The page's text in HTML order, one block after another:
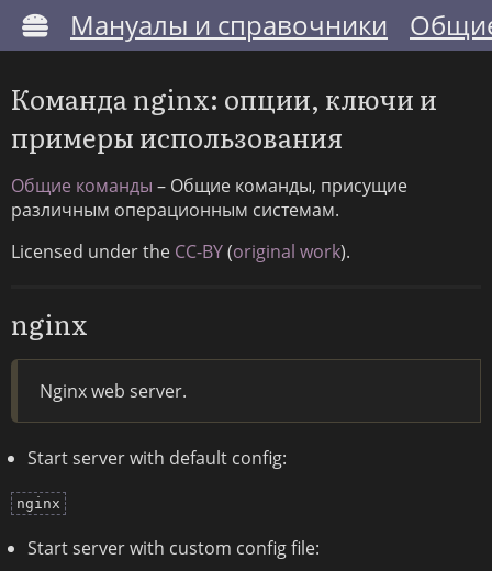
Мануалы и справочники
Команда nginx: опции, ключи и
примеры использования
Общие команды – Общие команды, присущие
различным операционным системам.
Licensed under the CC-BY(original work).
nginx
Nginx web server.
Start server with default config:
nginx
Start server with custom config file: